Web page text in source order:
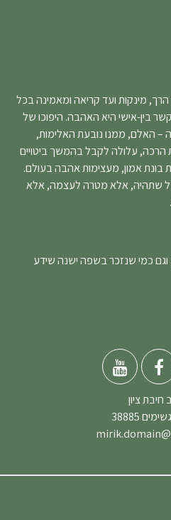
מינקות ועד קריאה ומאמינה בכל
בין-אישי היא האהבה. היפוכו של
האלם, ממנו נובעת האלימות,
הרכה, עלולה לקבל בהמשך ביטויים
בונת אמון, מעצימות אהבה בעולם.
שתהיה, אלא מטרה לעצמה, אלא
כמי שנזכר בשפה ישנה שידע
חיבת ציון
38885